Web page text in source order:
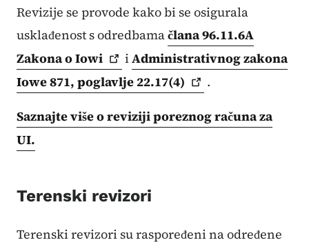
Revizije se provode kako bi se osigurala
usklađenost s odredbamačlana 96.11.6A
Zakona oIowi iAdministrativnog zakona
Iowe 871, poglavlje 22.17(4)
.
Saznajte više o reviziji poreznog računa za
UI.
Terenski revizori
Terenski revizori su raspoređeni na određene